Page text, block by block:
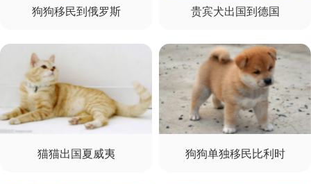
狗狗移民到俄罗斯 贵宾犬出国到德国
猫猫出国夏威夷 狗狗单独移民比利时